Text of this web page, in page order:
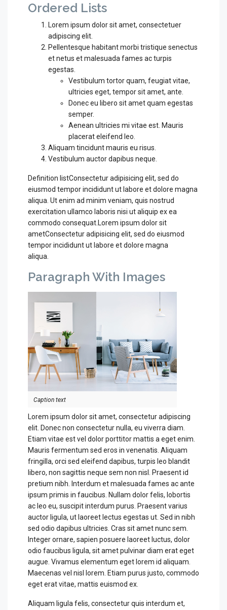
Ordered Lists
Lorem ipsum dolor sit amet, consectetuer
adipiscing elit.
Pellentesque habitant morbi tristique senectus
et netus et malesuada fames ac turpis
egestas.
Vestibulum tortor quam, feugiat vitae,
ultricies eget, tempor sit amet, ante.
Donec eu libero sit amet quam egestas
semper.
Aenean ultricies mi vitae est. Mauris
placerat eleifend leo.
Aliquam tincidunt mauris eu risus.
Vestibulum auctor dapibus neque.
Definition listConsectetur adipisicing elit, sed do
eiusmod tempor incididunt ut labore et dolore magna
aliqua. Ut enim ad minim veniam, quis nostrud
exercitation ullamco laboris nisi ut aliquip ex ea
commodo consequat.Lorem ipsum dolor sit
ametConsectetur adipisicing elit, sed do eiusmod
tempor incididunt ut labore et dolore magna
aliqua.
Paragraph With Images
Caption text
Lorem ipsum dolor sit amet, consectetur adipiscing
elit. Donec non consectetur nulla, eu viverra diam.
Etiam vitae est vel dolor porttitor mattis a eget enim.
Mauris fermentum sed eros in venenatis. Aliquam
fringilla, orci sed eleifend dapibus, turpis leo blandit
libero, non sagittis neque sem non nisl. Praesent id
pretium nibh. Interdum et malesuada fames ac ante
ipsum primis in faucibus. Nullam dolor felis, lobortis
ac leo eu, suscipit interdum purus. Praesent varius
auctor ligula, ut laoreet lectus egestas ut. Sed in nibh
sed odio dapibus ultricies. Cras sit amet nunc sem.
Integer ornare, sapien posuere laoreet luctus, dolor
odio faucibus ligula, sit amet pulvinar diam erat eget
augue. Vivamus elementum eget lorem id aliquam.
Maecenas vel nisl lorem. Etiam purus justo, commodo
eget erat vitae, mattis euismod ex.
Aliquam ligula felis, consectetur quis interdum et,